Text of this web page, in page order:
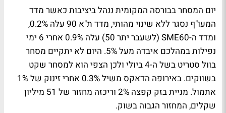
יום המסחר בבורסה המקומית ננהל ביציבות כאשר מדד
המעו"ף נסגר ללא שינוי מהותי, מדד ת"א 90 עלה 0.2%,
ומדד ה-SME60 (לשעבר יתר 50) עלה 0.9% אחרי 6 ימי
נפילות במהלכם איבדה מעל 5%. היום לא יתקיים מסחר
בוול סטריט בשל ה-4 ביולי ולכן הצפי הוא למסחר שקט
בשווקים. באירופה הדאקס משיל 0.3% אחרי זינוק של 1%
אתמול. מניית בזק קפצה 2% וריכזה מחזור של 51 מיליון
שקלים, המחזור הגבוה בשוק.